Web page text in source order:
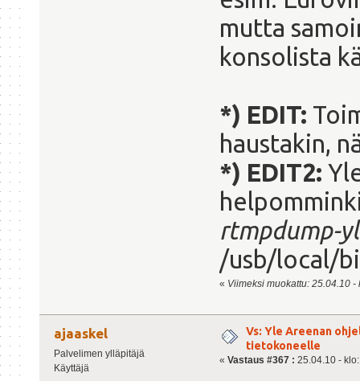
mutta
konsolista
*) EDIT:
haustakin,
*) EDIT2:
rtmpdump-
/usb/local/
« Viimeksi muokattu: 25.04.10
ajaaskel
Palvelimen ylläpitäjä
Käyttäjä
Vs: Yle Areenan
tietokoneelle
« Vastaus #367 : 25.04.10 -